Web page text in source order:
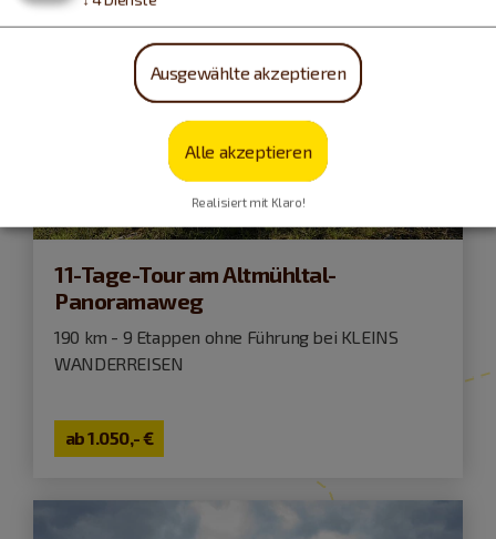
11-Tage-Tour am Altmühltal-
Panoramaweg
190 km - 9 Etappen ohne Führung bei KLEINS
WANDERREISEN
ab1.050,- €
Ausgewählte akzeptieren
Alle akzeptieren
Realisiert mit Klaro!